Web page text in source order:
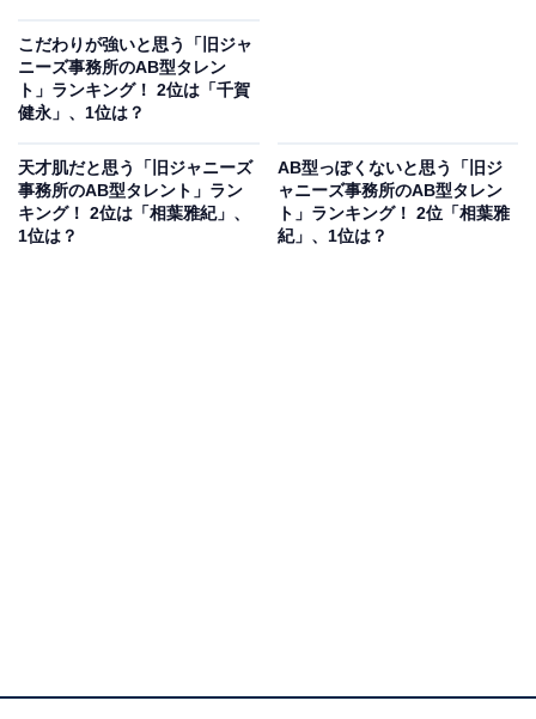
回答者からは、「どこかつかみどころのない感じがある
から」（茨城県・20代女性）、「藤ヶ谷太輔さんは色気
があって何となくミステリアスな雰囲気がします」（埼
玉県・30代女性）といった意見が上がりました。
こだわりが強いと思う「旧ジャ
ニーズ事務所のAB型タレン
ト」ランキング！ 2位は「千賀
健永」、1位は？
天才肌だと思う「旧ジャニーズ
事務所のAB型タレント」ラン
キング！ 2位は「相葉雅紀」、
1位は？
AB型っぽくないと思う「旧ジ
ャニーズ事務所のAB型タレン
ト」ランキング！ 2位「相葉雅
紀」、1位は？